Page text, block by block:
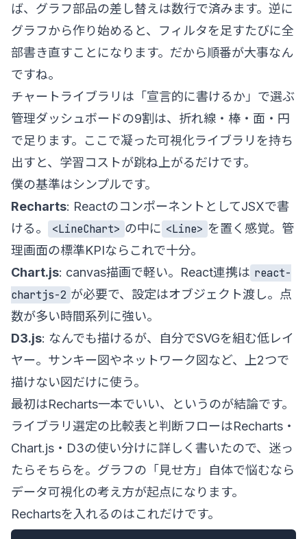
ば、グラフ部品の差し替えは数行で済みます。逆に
グラフから作り始めると、フィルタを足すたびに全
部書き直すことになります。だから順番が大事なん
ですね。
チャートライブラリは「宣言的に書けるか」で選ぶ
管理ダッシュボードの9割は、折れ線・棒・面・円
で足ります。ここで凝った可視化ライブラリを持ち
出すと、学習コストが跳ね上がるだけです。
僕の基準はシンプルです。
Recharts: ReactのコンポーネントとしてJSXで書
ける。
<LineChart> の中に <Line> を置く感覚。管
理画面の標準KPIならこれで十分。
Chart.js: canvas描画で軽い。React連携は react-
chartjs-2 が必要で、設定はオブジェクト渡し。点
数が多い時間系列に強い。
D3.js: なんでも描けるが、自分でSVGを組む低レイ
ヤー。サンキー図やネットワーク図など、上2つで
描けない図だけに使う。
最初はRecharts一本でいい、というのが結論です。
ライブラリ選定の比較表と判断フローはRecharts・
Chart.js・D3の使い分けに詳しく書いたので、迷っ
たらそちらを。グラフの「見せ方」自体で悩むなら
データ可視化の考え方が起点になります。
Rechartsを入れるのはこれだけです。